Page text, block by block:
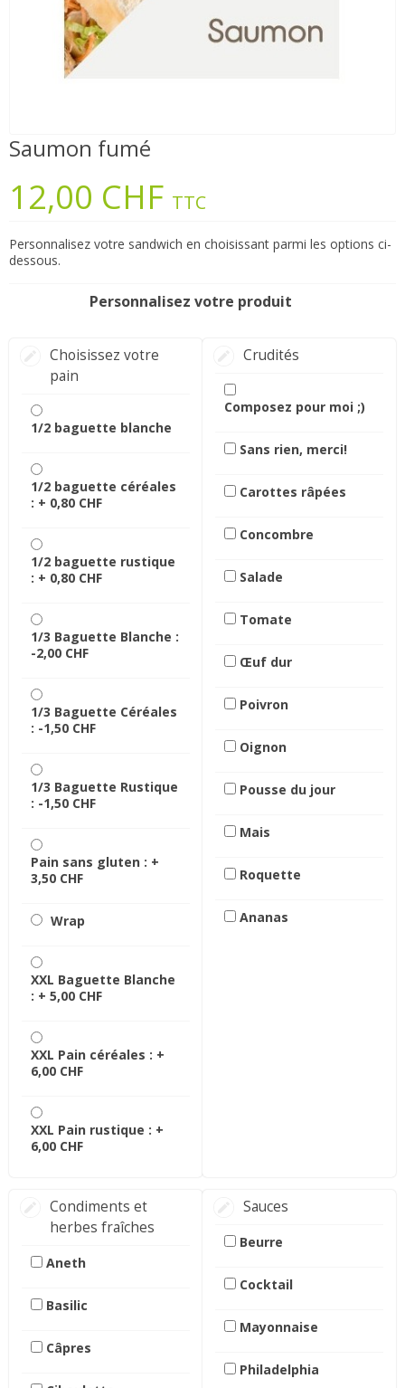
Saumon fumé
12,00 CHF TTC
Personnalisez votre sandwich en choisissant parmi les options ci-
dessous.
Personnalisez votre produit
Choisissez votre
pain
1/2 baguette blanche
1/2 baguette céréales
: + 0,80 CHF
1/2 baguette rustique
: + 0,80 CHF
1/3 Baguette Blanche :
-2,00 CHF
1/3 Baguette Céréales
: -1,50 CHF
1/3 Baguette Rustique
: -1,50 CHF
Pain sans gluten : +
3,50 CHF
Wrap
XXL Baguette Blanche
: + 5,00 CHF
XXL Pain céréales : +
6,00 CHF
XXL Pain rustique : +
6,00 CHF
Crudités
Composez pour moi ;)
Sans rien, merci!
Carottes râpées
Concombre
Salade
Tomate
Œuf dur
Poivron
Oignon
Pousse du jour
Mais
Roquette
Ananas
Condiments et
herbes fraîches
Aneth
Basilic
Câpres
Sauces
Beurre
Cocktail
Mayonnaise
Philadelphia